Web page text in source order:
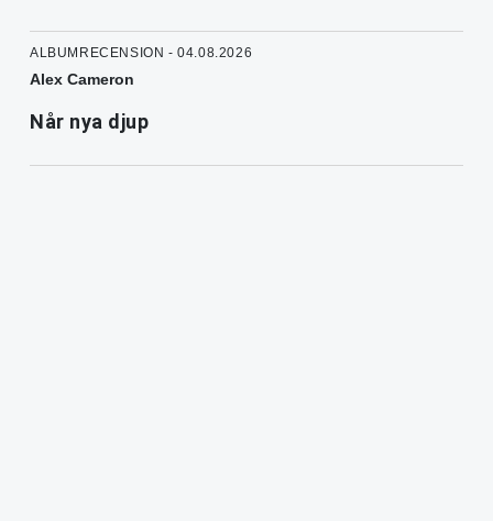
ALBUMRECENSION - 04.08.2026
Alex Cameron
Når nya djup